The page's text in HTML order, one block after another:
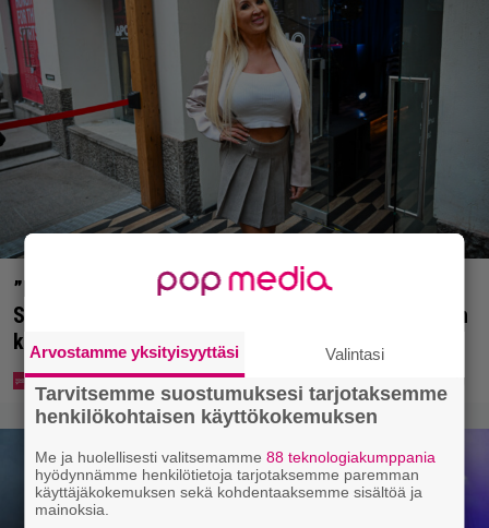
”Mitä isompi vehje, sen paremmin kulkee” –
Susanna Penttilä suuntasi Bangbussinsa Helsingin
keskustaan
Arvostamme yksityisyyttäsi Valintasi
Tarvitsemme suostumuksesi tarjotaksemme
henkilökohtaisen käyttökokemuksen
Me ja huolellisesti valitsemamme88 teknologiakumppania
hyödynnämme henkilötietoja tarjotaksemme paremman
käyttäjäkokemuksen sekä kohdentaaksemme sisältöä ja
mainoksia.